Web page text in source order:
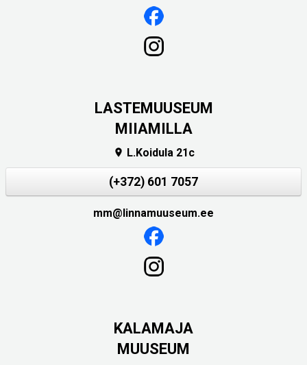
LASTEMUUSEUM
MIIAMILLA
 L.Koidula 21c
(+372) 601 7057
mm@linnamuuseum.ee
KALAMAJA
MUUSEUM